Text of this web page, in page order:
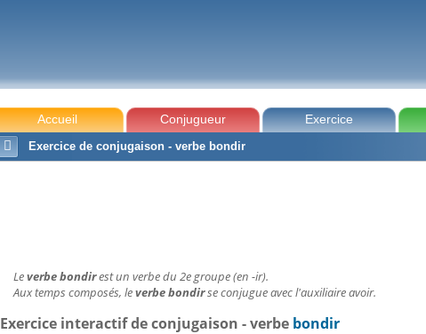
Accueil Conjugueur Exercice

Exercice de conjugaison - verbe bondir
Leverbe bondirest un verbe du 2e groupe (en -ir).
Aux temps composés, leverbe bondirse conjugue avec l'auxiliaire avoir.
Exercice interactif de conjugaison - verbe bondir